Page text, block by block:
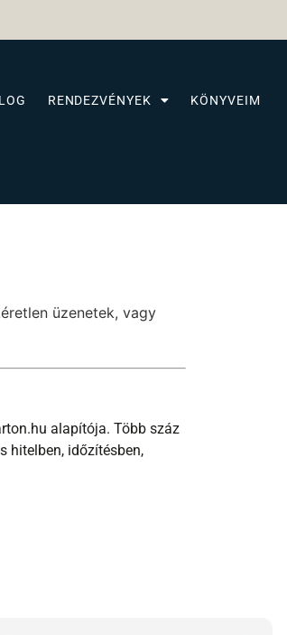
RENDEZVÉNYEK KÖNYVEIM
üzenetek, vagy
alapítója. Több száz
hitelben, időzítésben,